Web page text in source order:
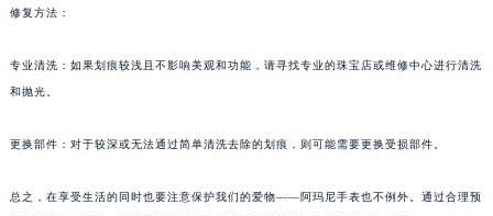
修复方法：
专业清洗：如果划痕较浅且不影响美观和功能，请寻找专业的珠宝店或维修中心进行清洗
和抛光。
更换部件：对于较深或无法通过简单清洗去除的划痕，则可能需要更换受损部件。
总之，在享受生活的同时也要注意保护我们的爱物——阿玛尼手表也不例外。通过合理预